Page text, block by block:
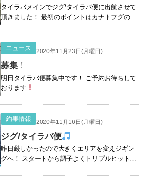
タイラバメインでジグ/タイラバ便に出航させて
頂きました！ 最初のポイントはカナトフグの猛
攻。 ランガンを繰り返しやっと鯛が出てくれま
した
そして美味しいスマガツオも肥えてて最
高でした
ニュース 2020年11月23日(月曜日)
募集！
明日タイラバ便募集中です！ ご予約お待ちして
おります
釣果情報 2020年11月16日(月曜日)
ジグ/タイラバ便
昨日厳しかったので大きくエリアを変えジギン
グへ！ スタートから調子よくトリプルヒットか
らのスタート！ しかも良型サイズ！！ 根ズレブ
レイクも３回とまりませんでした。 かかりが浅